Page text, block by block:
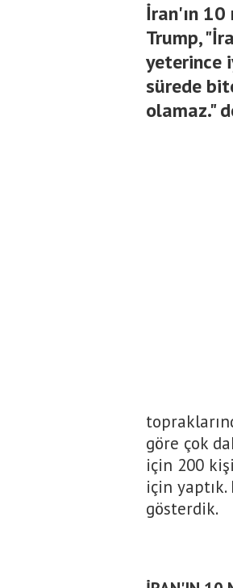
İran'ın 10
Trump,
yeterince
sürede
olamaz."
göre çok
için 200
için
gösterdik.